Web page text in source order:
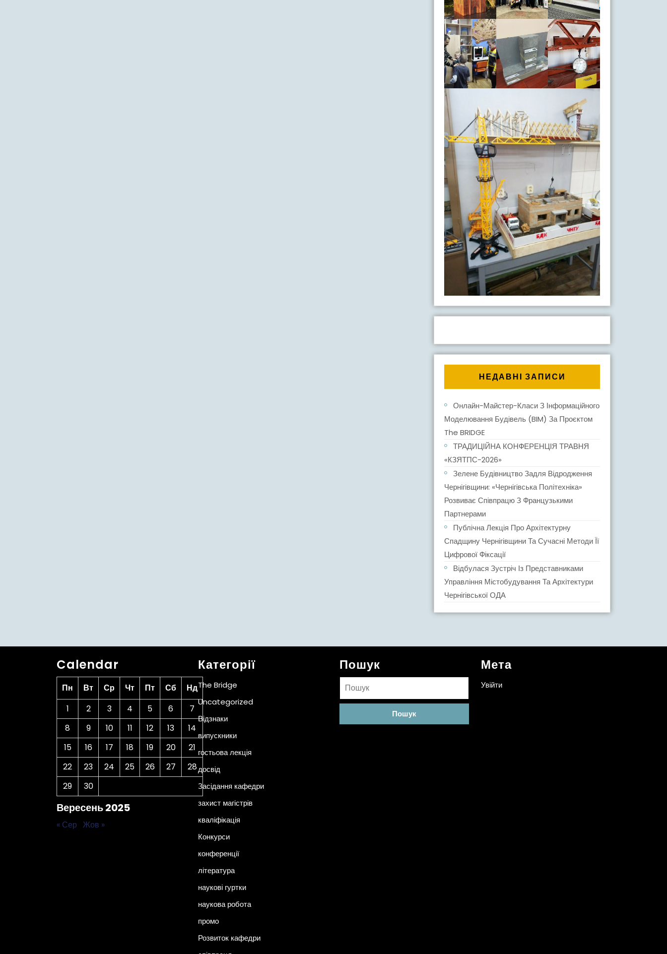
НЕДАВНІ ЗАПИСИ
Онлайн-Майстер-Класи З Інформаційного
Моделювання Будівель (BIM) За Проєктом
The BRIDGE
ТРАДИЦІЙНА КОНФЕРЕНЦІЯ ТРАВНЯ
«КЗЯТПС-2026»
Зелене Будівництво Задля Відродження
Чернігівщини: «Чернігівська Політехніка»
Розвиває Співпрацю З Французькими
Партнерами
Публічна Лекція Про Архітектурну
Спадщину Чернігівщини Та Сучасні Методи Її
Цифрової Фіксації
Відбулася Зустріч Із Представниками
Управління Містобудування Та Архітектури
Чернігівської ОДА
Calendar
Вересень 2025
Пн Вт Ср Чт Пт Сб
Нд
1
2 3 4 5 6
7
8
9 10 11 12 13
14
15
16 17 18 19 20
21
22
23 24 25 26 27
28
29
30
« Сер Жов »
Категорії
The Bridge
Uncategorized
Відзнаки
випускники
гостьова лекція
досвід
Засідання кафедри
захист магістрів
кваліфікація
Конкурси
конференції
література
наукові гуртки
наукова робота
промо
Розвиток кафедри
Пошук
Пошук:
Мета
Увійти